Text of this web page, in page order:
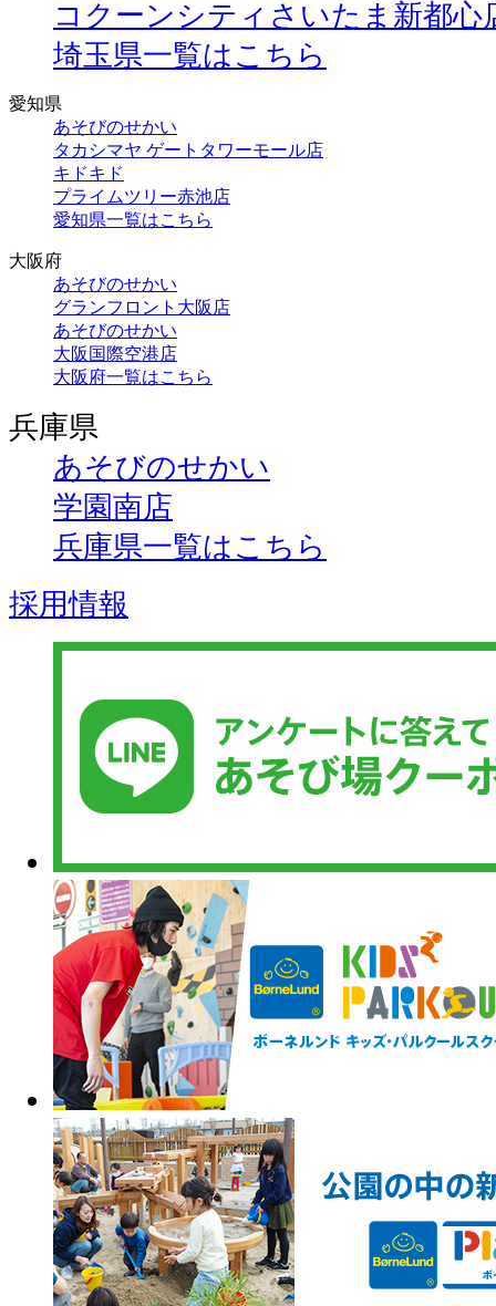
コクーンシティさいたま新都心
埼玉県一覧はこちら
愛知県
あそびのせかい
タカシマヤ ゲートタワーモール店
キドキド
プライムツリー赤池店
愛知県一覧はこちら
大阪府
あそびのせかい
グランフロント大阪店
あそびのせかい
大阪国際空港店
大阪府一覧はこちら
兵庫県
あそびのせかい
学園南店
兵庫県一覧はこちら
採用情報